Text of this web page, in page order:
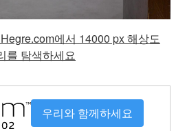
에서 14000 px 해상도
를 탐색하세요
우리와 함께하세요